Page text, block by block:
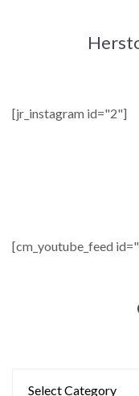
[jr_instagram id="2"]
[cm_youtube_feed